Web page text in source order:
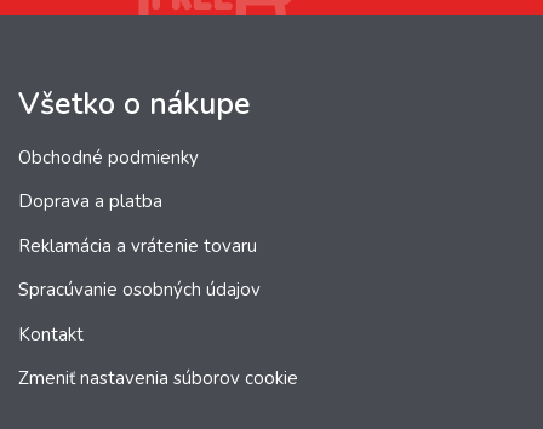
Všetko o nákupe
Obchodné podmienky
Doprava a platba
Reklamácia a vrátenie tovaru
Spracúvanie osobných údajov
Kontakt
Zmeniť nastavenia súborov cookie